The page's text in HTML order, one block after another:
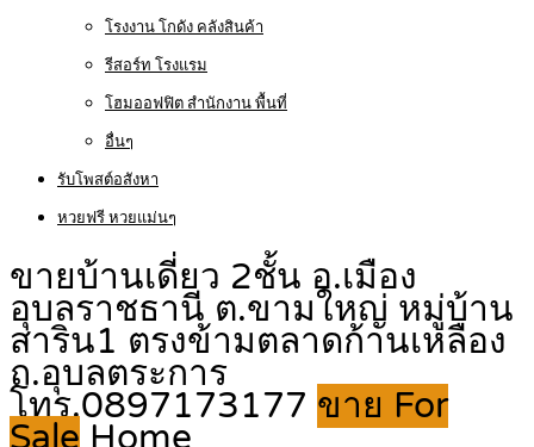
โรงงาน โกดัง คลังสินค้า
รีสอร์ท โรงแรม
โฮมออฟฟิต สำนักงาน พื้นที่
อื่นๆ
รับโพสต์อสังหา
หวยฟรี หวยแม่นๆ
ขายบ้านเดี่ยว 2ชั้น อ.เมือง
อุบลราชธานี ต.ขามใหญ่ หมู่บ้าน
สาริน1 ตรงข้ามตลาดก้านเหลือง
ถ.อุบลตระการ
โทร.0897173177 ขาย For
Sale Home